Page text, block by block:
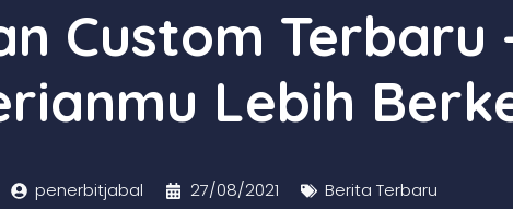
Custom Terbaru
Lebih
penerbitjabal 27/08/2021 Berita Terbaru